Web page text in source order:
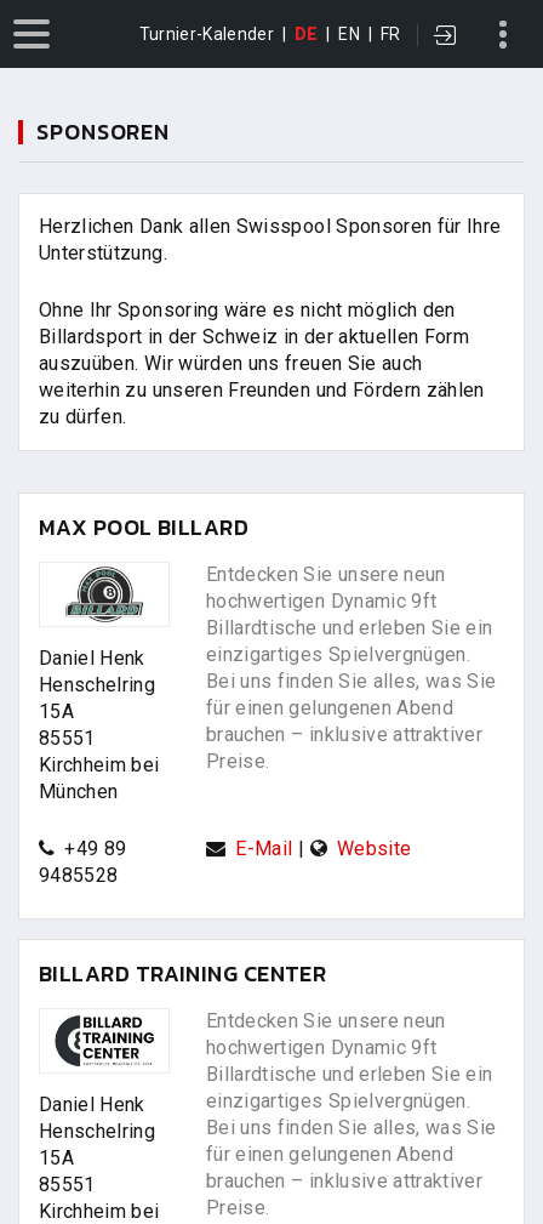
Turnier-Kalender DE EN FR
SPONSOREN
Herzlichen Dank allen Swisspool Sponsoren für Ihre
Unterstützung.
Ohne Ihr Sponsoring wäre es nicht möglich den
Billardsport in der Schweiz in der aktuellen Form
auszuüben. Wir würden uns freuen Sie auch
weiterhin zu unseren Freunden und Fördern zählen
zu dürfen.
MAX POOL BILLARD
Daniel Henk
Henschelring
15A
85551
Kirchheim bei
München
Entdecken Sie unsere neun
hochwertigen Dynamic 9ft
Billardtische und erleben Sie ein
einzigartiges Spielvergnügen.
Bei uns finden Sie alles, was Sie
für einen gelungenen Abend
brauchen – inklusive attraktiver
Preise.
+49 89
9485528
E-Mail | Website
BILLARD TRAINING CENTER
Daniel Henk
Henschelring
15A
85551
Kirchheim bei
Entdecken Sie unsere neun
hochwertigen Dynamic 9ft
Billardtische und erleben Sie ein
einzigartiges Spielvergnügen.
Bei uns finden Sie alles, was Sie
für einen gelungenen Abend
brauchen – inklusive attraktiver
Preise.